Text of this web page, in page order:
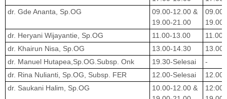
dr. Gde Ananta, Sp.OG
09.00-12.00 &
19.00-21.00
dr. Heryani Wijayantie, Sp.OG
11.00-13.00
dr. Khairun Nisa, Sp.OG
13.00-14.30
dr. Manuel Hutapea,Sp.OG.Subsp. Onk
19.30-Selesai
-
dr. Rina Nulianti, Sp.OG, Subsp. FER
12.00-Selesai
dr. Saukani Halim, Sp.OG
10.00-12.00 &